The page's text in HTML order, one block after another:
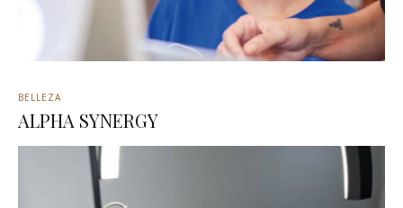
BELLEZA
ALPHA SYNERGY